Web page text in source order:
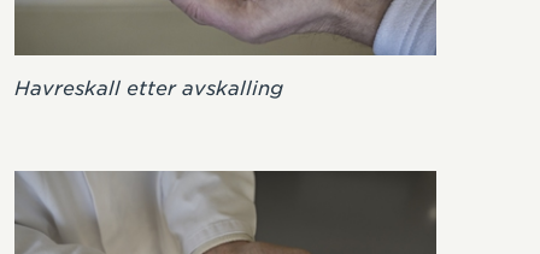
Havreskall etter avskalling